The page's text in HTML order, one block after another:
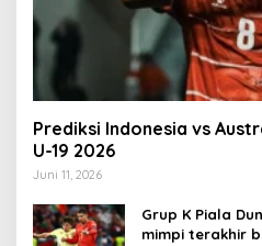
Prediksi Indonesia vs
U-19 2026
Juni 11, 2026
Grup K Piala
mimpi terakhir